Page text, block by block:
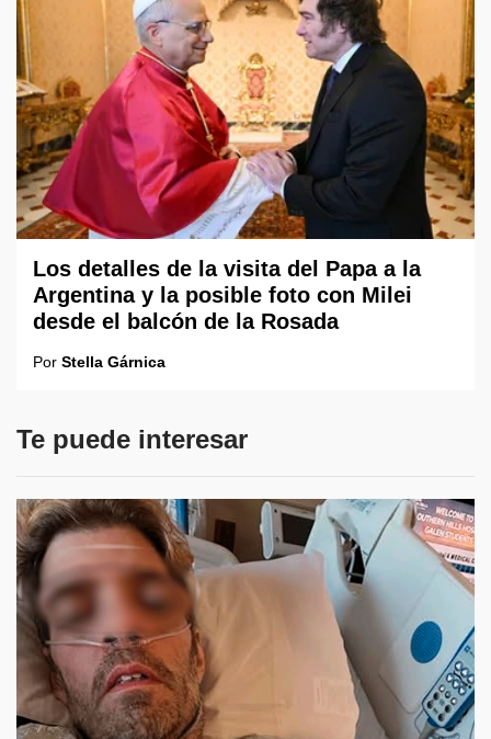
Los detalles de la visita del Papa a la
Argentina y la posible foto con Milei
desde el balcón de la Rosada
Por Stella Gárnica
Te puede interesar